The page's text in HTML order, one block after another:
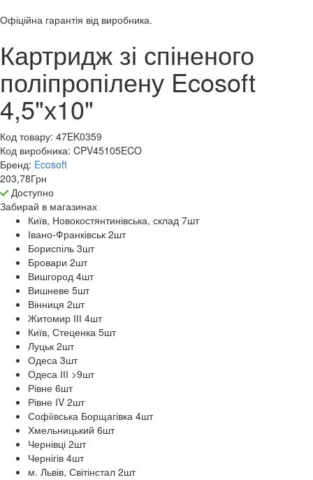
Офіційна гарантія від виробника.
Картридж зі спіненого
поліпропілену Ecosoft
4,5"х10"
Код товару: 47EK0359
Код виробника: CPV45105ECO
Бренд: Ecosoft
203,78Грн
Доступно
Забирай в магазинах
Київ, Новокостянтинівська, склад 7шт
Івано-Франківськ 2шт
Бориспіль 3шт
Бровари 2шт
Вишгород 4шт
Вишневе 5шт
Вінниця 2шт
Житомир ІІІ 4шт
Київ, Стеценка 5шт
Луцьк 2шт
Одеса 3шт
Одеса ІІІ >9шт
Рівне 6шт
Рівне ІV 2шт
Софіївська Борщагівка 4шт
Хмельницький 6шт
Чернівці 2шт
Чернігів 4шт
м. Львів, Світінстал 2шт